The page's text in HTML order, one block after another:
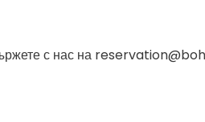
с нас на